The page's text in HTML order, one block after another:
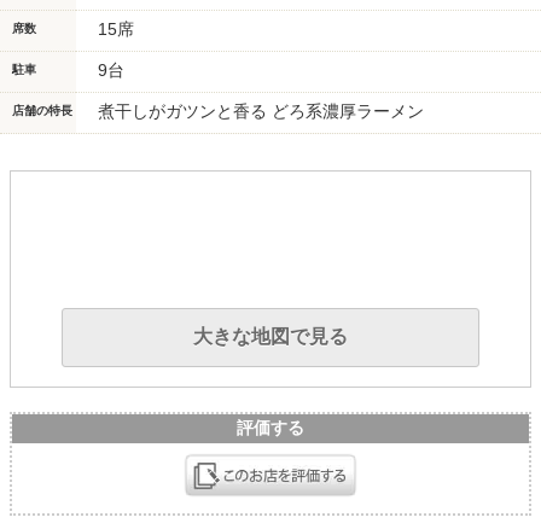
席数 15席
駐車 9台
店舗の特長 煮干しがガツンと香る どろ系濃厚ラーメン
大きな地図で見る
評価する